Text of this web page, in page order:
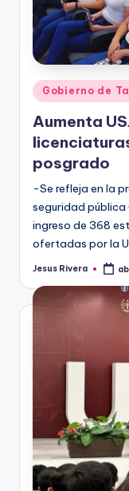
Publicado
en
Gobierno de
Aumenta
posgrado
-Se refleja en la
seguridad
ingreso de 368
ofertadas por la
Publicado
Jesus Rivera